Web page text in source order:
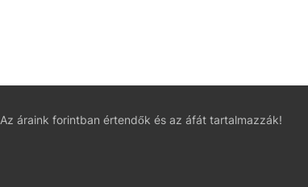
Az áraink forintban értendők és az áfát tartalmazzák!